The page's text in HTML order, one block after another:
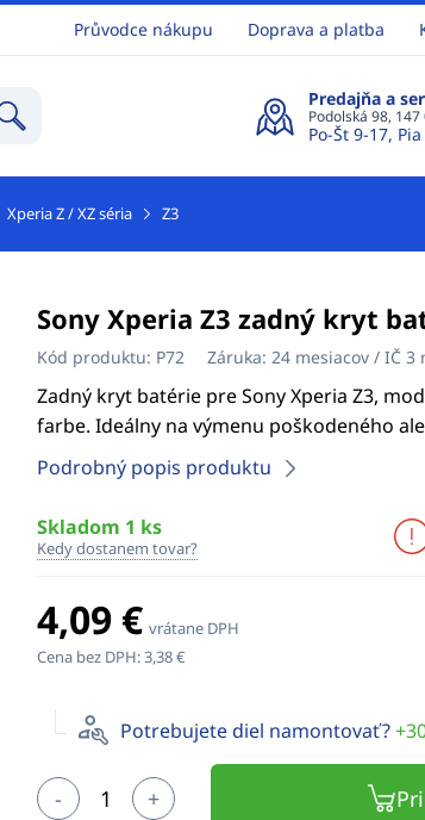
Průvodce nákupu Doprava a platba
Predajňa a
Podolská 98,
Po-Št 9-17,
Xperia Z / XZ séria Z3
Sony Xperia Z3 zadný kryt
Kód produktu: P72 Záruka: 24 mesiacov / IČ 3
Zadný kryt batérie pre Sony Xperia Z3,
farbe. Ideálny na výmenu poškodeného
Podrobný popis produktu
Skladom 1 ks
Kedy dostanem tovar?
4,09 € vrátane DPH
Cena bez DPH:3,38 €
Potrebujete diel namontovať?
- +